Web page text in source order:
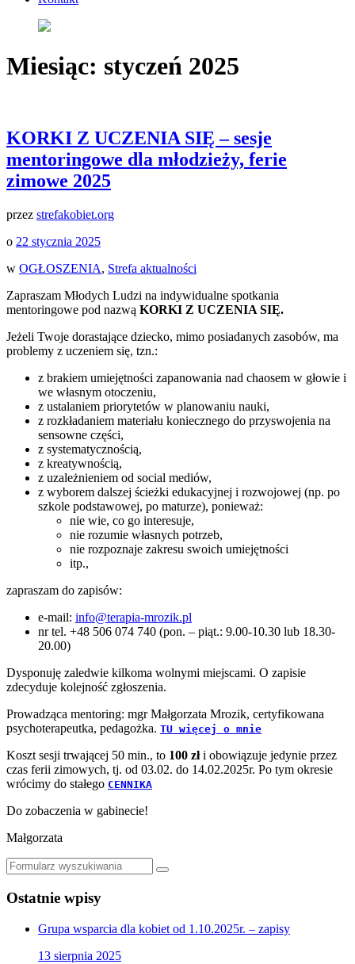
Miesiąc: styczeń 2025
KORKI Z UCZENIA SIĘ – sesje
mentoringowe dla młodzieży, ferie
zimowe 2025
przez strefakobiet.org
o 22 stycznia 2025
w OGŁOSZENIA, Strefa aktualności
Zapraszam Młodych Ludzi na indywidualne spotkania
mentoringowe pod nazwą KORKI Z UCZENIA SIĘ.
Jeżeli Twoje dorastające dziecko, mimo posiadanych zasobów, ma
problemy z uczeniem się, tzn.:
z brakiem umiejętności zapanowania nad chaosem w głowie i
we własnym otoczeniu,
z ustalaniem priorytetów w planowaniu nauki,
z rozkładaniem materiału koniecznego do przyswojenia na
sensowne części,
z systematycznością,
z kreatywnością,
z uzależnieniem od social mediów,
z wyborem dalszej ścieżki edukacyjnej i rozwojowej (np. po
szkole podstawowej, po maturze), ponieważ:
nie wie, co go interesuje,
nie rozumie własnych potrzeb,
nie rozpoznaje zakresu swoich umiejętności
itp.,
zapraszam do zapisów:
e-mail: info@terapia-mrozik.pl
nr tel. +48 506 074 740 (pon. – piąt.: 9.00-10.30 lub 18.30-
20.00)
Dysponuję zaledwie kilkoma wolnymi miejscami. O zapisie
zdecyduje kolejność zgłoszenia.
Prowadząca mentoring: mgr Małgorzata Mrozik, certyfikowana
psychoterapeutka, pedagożka. TU więcej o mnie
Koszt sesji trwającej 50 min., to 100 złi obowiązuje jedynie przez
czas ferii zimowych, tj. od 03.02. do 14.02.2025r. Po tym okresie
wrócimy do stałego CENNIKA
Do zobaczenia w gabinecie!
Małgorzata
Szukaj
Ostatnie wpisy
Grupa wsparcia dla kobiet od 1.10.2025r. – zapisy
13 sierpnia 2025